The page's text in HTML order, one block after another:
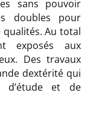
sans pouvoir
doubles pour
Au total
exposés aux
Des travaux
dextérité qui
d’étude et de